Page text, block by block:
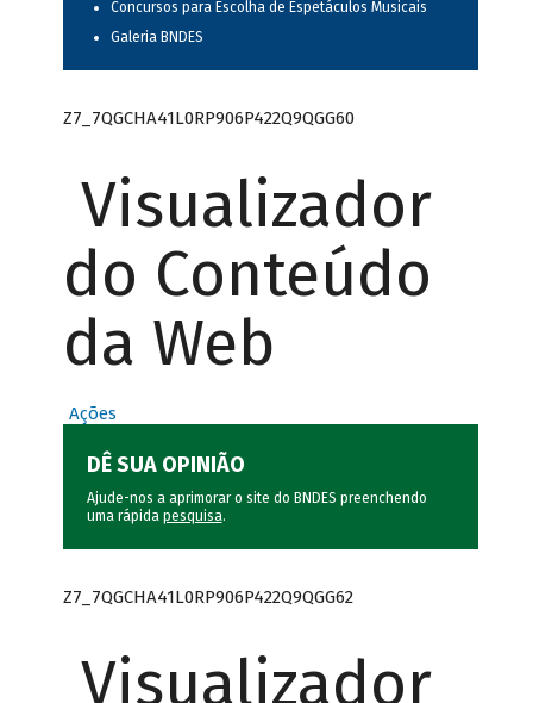
Concursos para Escolha de Espetáculos Musicais
Galeria BNDES
Z7_7QGCHA41L0RP906P422Q9QGG60
Visualizador
do Conteúdo
da Web
Ações
DÊ SUA OPINIÃO
Ajude-nos a aprimorar o site do BNDES preenchendo
uma rápida pesquisa.
Z7_7QGCHA41L0RP906P422Q9QGG62
Visualizador